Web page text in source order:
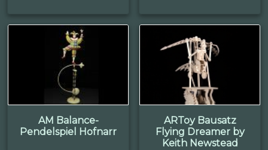
AM Balance-
Pendelspiel Hofnarr
ARToy Bausatz
Flying Dreamer by
Keith Newstead